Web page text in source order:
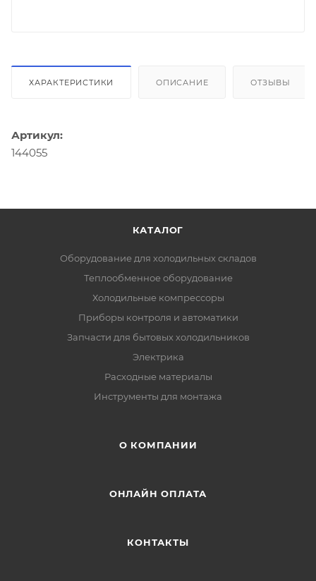
ХАРАКТЕРИСТИКИ ОПИСАНИЕ ОТЗЫВЫ
Артикул:
144055
КАТАЛОГ
Оборудование для холодильных складов
Теплообменное оборудование
Холодильные компрессоры
Приборы контроля и автоматики
Запчасти для бытовых холодильников
Электрика
Расходные материалы
Инструменты для монтажа
О КОМПАНИИ
ОНЛАЙН ОПЛАТА
КОНТАКТЫ